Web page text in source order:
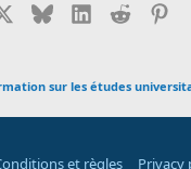
BlueskyLinkedInReddit
sur les études
et règles Privacy